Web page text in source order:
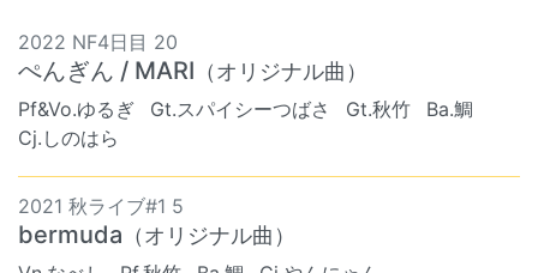
2022 NF4日目 20
ぺんぎん / MARI （オリジナル曲）
Pf&Vo.ゆるぎ Gt.スパイシーつばさ Gt.秋竹
Ba.鯛
Cj.しのはら
2021 秋ライブ#1 5
bermuda （オリジナル曲）